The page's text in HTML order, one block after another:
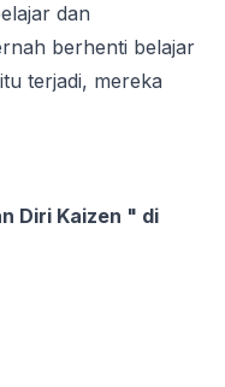
dan
berhenti belajar
terjadi, mereka
Diri Kaizen " di